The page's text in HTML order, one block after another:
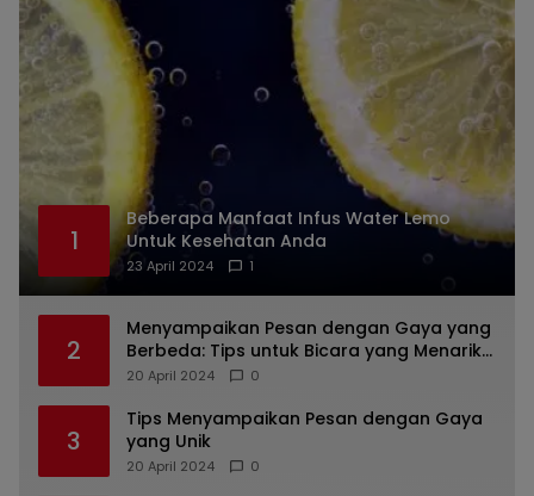
1
Beberapa Manfaat Infus Water Lemo
Untuk Kesehatan Anda
23 April 2024 1
2
Menyampaikan Pesan dengan Gaya yang
Berbeda: Tips untuk Bicara yang Menarik
dan Unik
20 April 2024 0
3
Tips Menyampaikan Pesan dengan Gaya
yang Unik
20 April 2024 0